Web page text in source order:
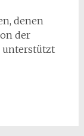
denen
der
unterstützt